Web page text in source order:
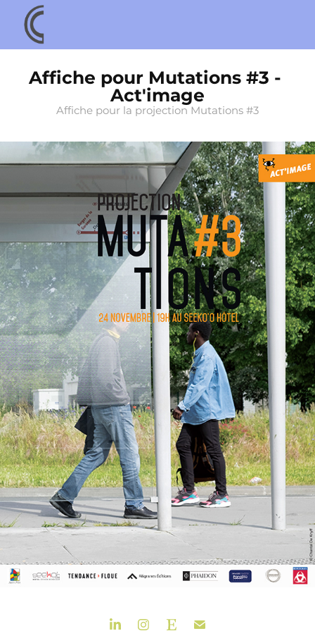
Affiche pour Mutations #3 -
Act'image
Affiche pour la projection Mutations #3